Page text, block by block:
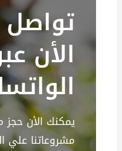
تواصل
الأن
يمكنك الأن حجز
مشروعاتنا علي